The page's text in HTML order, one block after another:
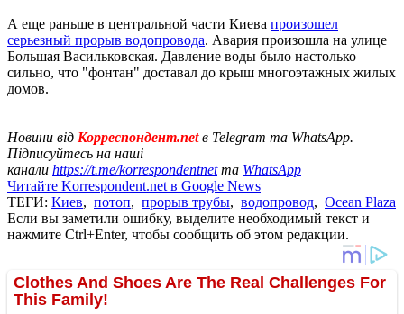
А еще раньше в центральной части Киева произошел
серьезный прорыв водопровода. Авария произошла на улице
Большая Васильковская. Давление воды было настолько
сильно, что "фонтан" доставал до крыш многоэтажных жилых
домов.
Новини від Корреспондент.netв Telegram та WhatsApp.
Підписуйтесь на наші
канали https://t.me/korrespondentnetта WhatsApp
Читайте Korrespondent.net в Google News
ТЕГИ: Киев, потоп, прорыв трубы, водопровод, Ocean Plaza
Если вы заметили ошибку, выделите необходимый текст и
нажмите Ctrl+Enter, чтобы сообщить об этом редакции.